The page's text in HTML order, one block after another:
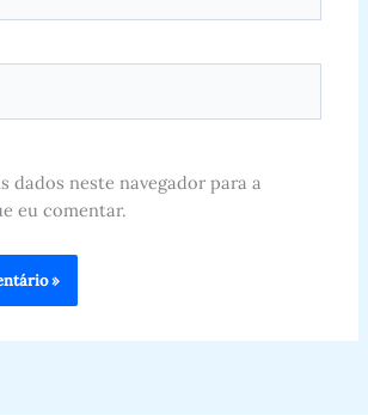
dados neste navegador para a
eu comentar.